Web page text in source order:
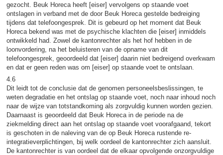
gezocht. Beuk Horeca heeft [eiser] vervolgens op staande voet
ontslagen in verband met de door Beuk Horeca gestelde bedreiging
tijdens dat telefoongesprek. Dit is gebeurd op het moment dat Beuk
Horeca bekend was met de psychische klachten die [eiser] inmiddels
ontwikkeld had. Zowel de kantonrechter als het hof hebben in de
loonvordering, na het beluisteren van de opname van dit
telefoongesprek, geoordeeld dat [eiser] daarin niet bedreigend overkwam
en dat er geen reden was om [eiser] op staande voet te ontslaan.
4.6
Dit leidt tot de conclusie dat de genomen personeelsbeslissingen, te
weten degradatie en het ontslag op staande voet, noch naar inhoud noch
naar de wijze van totstandkoming als zorgvuldig kunnen worden gezien.
Daarnaast is geoordeeld dat Beuk Horeca in de periode na de
ziekmelding direct aan het ontslag op staande voet voorafgaand, tekort
is geschoten in de naleving van de op Beuk Horeca rustende re-
integratieverplichtingen, bij welk oordeel de kantonrechter zich aansluit.
De kantonrechter is van oordeel dat de elkaar opvolgende onzorgvuldige